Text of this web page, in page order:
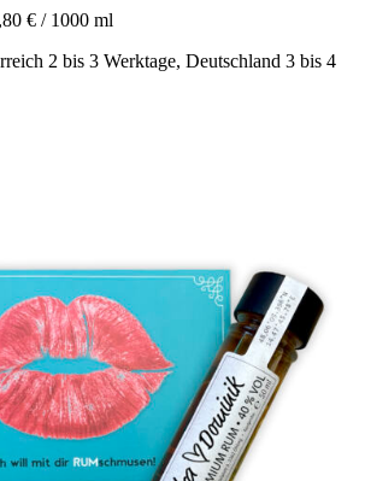
€ / 1000 ml
2 bis 3 Werktage, Deutschland 3 bis 4